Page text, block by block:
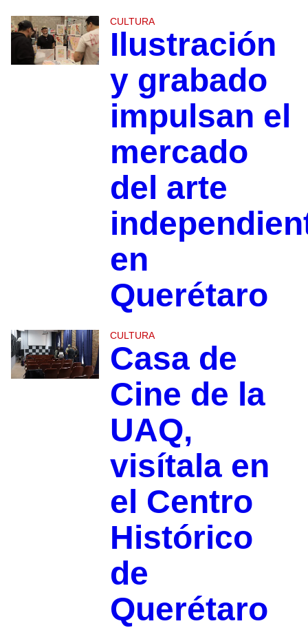
CULTURA
Ilustración
y grabado
impulsan el
mercado
del arte
en
Querétaro
CULTURA
Casa de
Cine de la
UAQ,
visítala en
el Centro
Histórico
de
Querétaro